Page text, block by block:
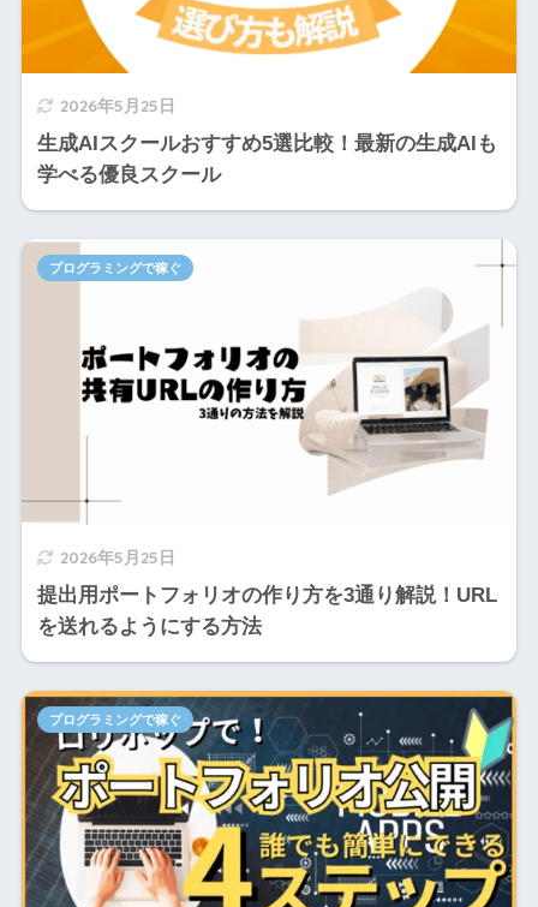
2026年5月25日
生成AIスクールおすすめ5選比較！最新の生成AIも
学べる優良スクール
2026年5月25日
提出用ポートフォリオの作り方を3通り解説！URL
を送れるようにする方法
プログラミングで稼ぐ
プログラミングで稼ぐ